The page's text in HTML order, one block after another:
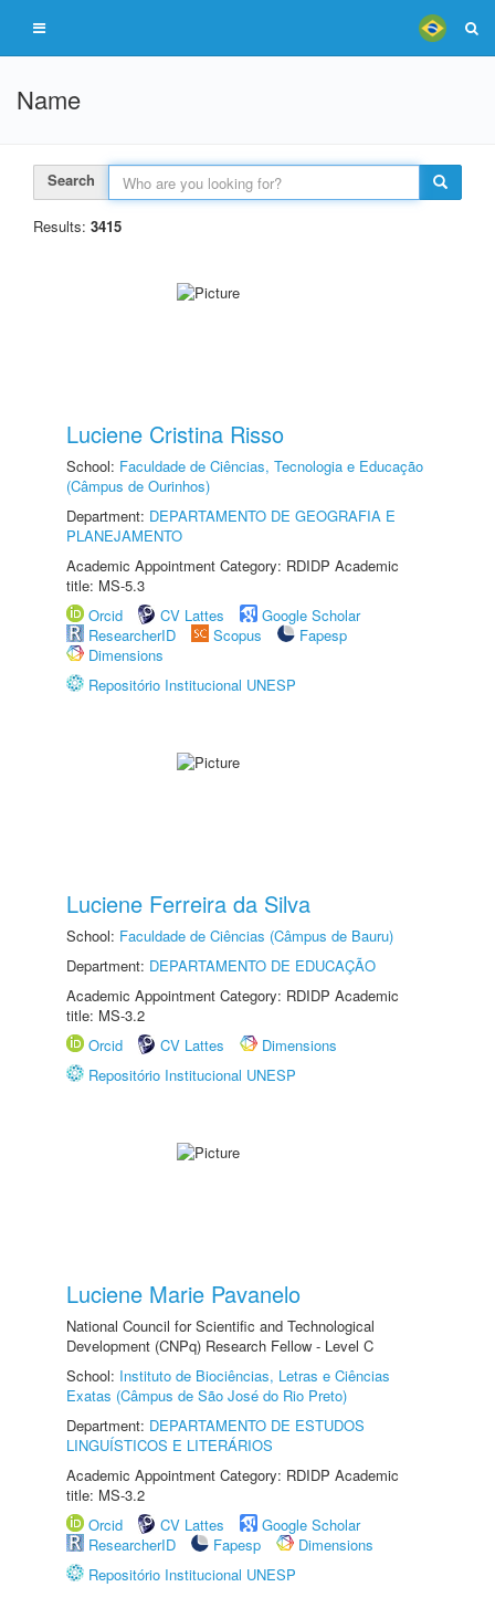
Name
Search
Results: 3415
Luciene Cristina Risso
School: Faculdade de Ciências, Tecnologia e Educação
(Câmpus de Ourinhos)
Department: DEPARTAMENTO DE GEOGRAFIA E
PLANEJAMENTO
Academic Appointment Category: RDIDP Academic
title: MS-5.3
Orcid
CV Lattes
Google Scholar
ResearcherID
Scopus
Fapesp
Dimensions
Repositório Institucional UNESP
Luciene Ferreira da Silva
School: Faculdade de Ciências (Câmpus de Bauru)
Department: DEPARTAMENTO DE EDUCAÇÃO
Academic Appointment Category: RDIDP Academic
title: MS-3.2
Orcid
CV Lattes
Dimensions
Repositório Institucional UNESP
Luciene Marie Pavanelo
National Council for Scientific and Technological
Development (CNPq) Research Fellow - Level C
School: Instituto de Biociências, Letras e Ciências
Exatas (Câmpus de São José do Rio Preto)
Department: DEPARTAMENTO DE ESTUDOS
LINGUÍSTICOS E LITERÁRIOS
Academic Appointment Category: RDIDP Academic
title: MS-3.2
Orcid
CV Lattes
Google Scholar
ResearcherID
Fapesp
Dimensions
Repositório Institucional UNESP